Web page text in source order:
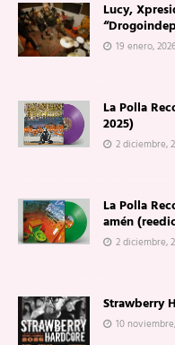
Lucy,
19 enero,
La Polla
2025)
2 diciembre,
La Polla
amén
2 diciembre,
Strawberry
10